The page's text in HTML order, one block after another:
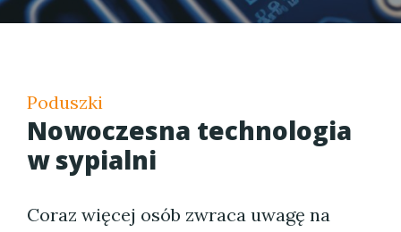
Poduszki
Nowoczesna technologia
w sypialni
Coraz więcej osób zwraca uwagę na